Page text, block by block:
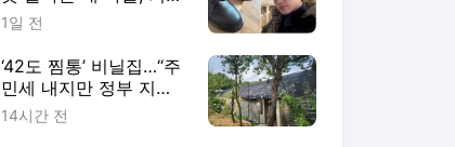
쪽으로 새 구두 놔뒀어
1일 전
‘42도 찜통’ 비닐집…“주
민세 내지만 정부 지원
없어” 한숨 [현장]
14시간 전